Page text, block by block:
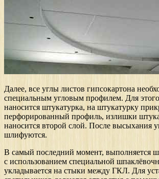
Далее, все углы листов гипсокартона
специальным угловым профилем. Для
наносится штукатурка, на штукатурку
перфорированный профиль, излишки
наносится второй слой. После высыхания
шлифуются.
В самый последний момент, выполняется
с использованием специальной
укладывается на стыки между ГКЛ. Для